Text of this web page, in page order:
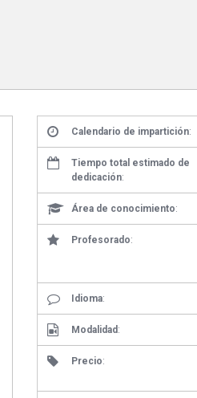
Calendario de impartición:
Tiempo total estimado de
dedicación:
Área de conocimiento:
Profesorado:
Idioma:
Modalidad :
Precio: